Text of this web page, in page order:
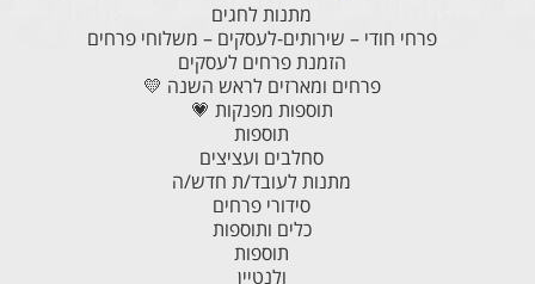
מתנות לחגים
פרחי חודי – שירותים-לעסקים – משלוחי פרחים
הזמנת פרחים לעסקים
פרחים ומארזים לראש השנה 💛
תוספות מפנקות 💗
תוספות
סחלבים ועציצים
מתנות לעובד/ת חדש/ה
סידורי פרחים
כלים ותוספות
תוספות
ולנטיין